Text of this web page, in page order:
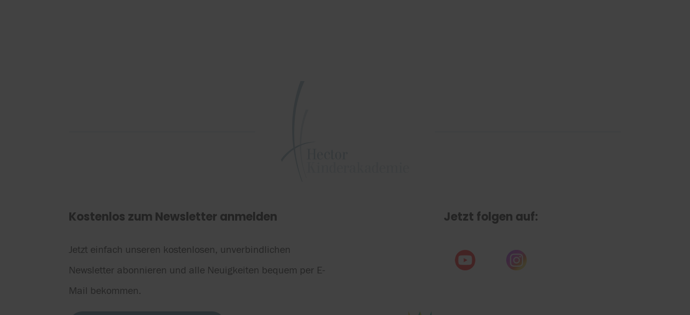
Kostenlos zum Newsletter anmelden
Jetzt einfach unseren kostenlosen, unverbindlichen
Newsletter abonnieren und alle Neuigkeiten bequem per E-
Mail bekommen.
Jetzt folgen auf: